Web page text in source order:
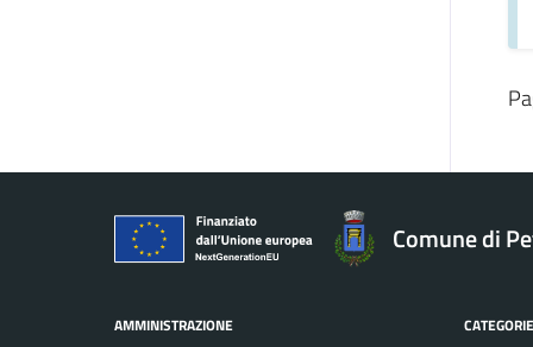
Comune di
AMMINISTRAZIONE